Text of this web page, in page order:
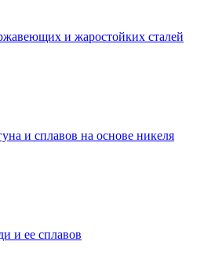
и жаростойких сталей
и сплавов на основе никеля
и ее сплавов